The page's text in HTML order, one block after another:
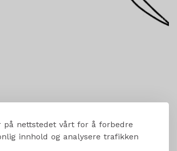
på nettstedet vårt for å forbedre
innhold og analysere trafikken